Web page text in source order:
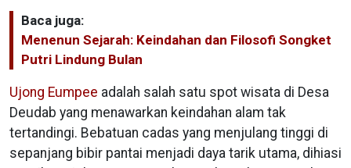
Baca juga:
Menenun Sejarah: Keindahan dan Filosofi Songket
Putri Lindung Bulan
Ujong Eumpee adalah salah satu spot wisata di Desa
Deudab yang menawarkan keindahan alam tak
tertandingi. Bebatuan cadas yang menjulang tinggi di
sepanjang bibir pantai menjadi daya tarik utama, dihiasi